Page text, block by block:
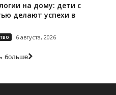
на дому: дети с
делают успехи в
6 августа, 2026
больше